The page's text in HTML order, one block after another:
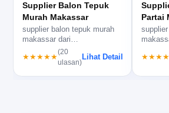
Supplier Balon Tepuk
Murah Makassar
supplier balon tepuk murah
makassar dari
balontepuk.net, cocok untuk
event ramai…
★★★★★
(20
ulasan)
Lihat Detail
Partai
stok,